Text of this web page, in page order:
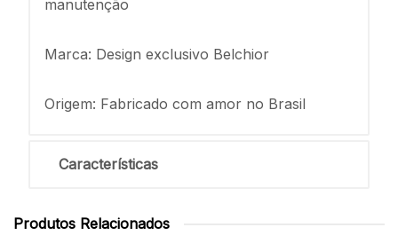
manutenção
Marca: Design exclusivo Belchior
Origem: Fabricado com amor no Brasil
Características
Produtos Relacionados